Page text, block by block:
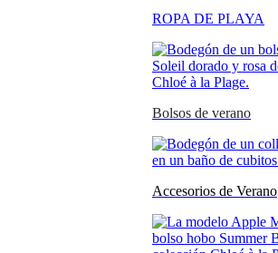
ROPA DE PLAYA
Bolsos de verano
Accesorios de Verano